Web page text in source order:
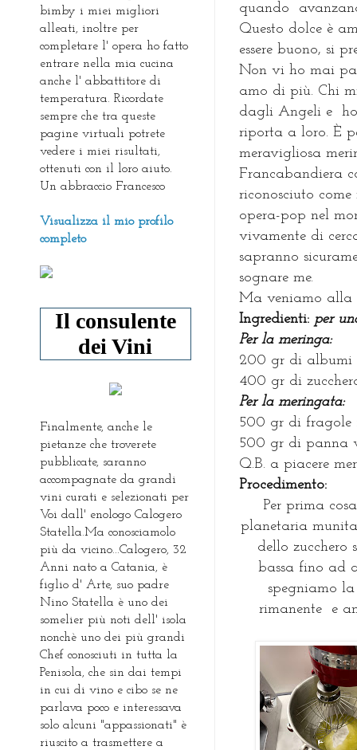
quando
Questo dolce è
essere buono, si
Non vi ho mai
amo di più. Chi
dagli Angeli e ho
riporta a loro. È
meravigliosa
Francabandiera
riconosciuto
opera-pop nel
vivamente di
sapranno
sognare me.
Ma veniamo alla
Ingredienti: per
Per la meringa:
200 gr di albumi
400 gr di
Per la meringata:
500 gr di fragole
500 gr di panna
Q.B. a piacere
Procedimento:
Per prima
planetaria
dello zucchero
bassa fino ad
spegniamo
rimanente e
bimby i miei migliori
alleati, inoltre per
completare l' opera ho fatto
entrare nella mia cucina
anche l' abbattitore di
temperatura. Ricordate
sempre che tra queste
pagine virtuali potrete
vedere i miei risultati,
ottenuti con il loro aiuto.
Un abbraccio Francesco
Visualizza il mio profilo
completo
Il consulente
dei Vini
Finalmente, anche le
pietanze che troverete
pubblicate, saranno
accompagnate da grandi
vini curati e selezionati per
Voi dall' enologo Calogero
Statella.Ma conosciamolo
più da vicino...Calogero, 32
Anni nato a Catania, è
figlio d' Arte, suo padre
Nino Statella è uno dei
somelier più noti dell' isola
nonchè uno dei più grandi
Chef conosciuti in tutta la
Penisola, che sin dai tempi
in cui di vino e cibo se ne
parlava poco e interessava
solo alcuni "appassionati" è
riuscito a trasmettere a